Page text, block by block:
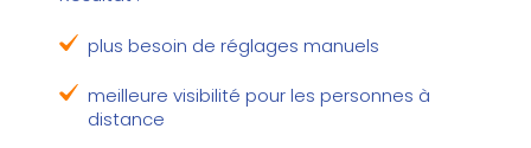
plus besoin de réglages manuels
meilleure visibilité pour les personnes à
distance